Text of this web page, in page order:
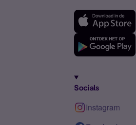
Socials
Instagram